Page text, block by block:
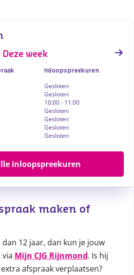
Deze week
Inloopspreekuren
Gesloten
Gesloten
10:00 - 11:00
Gesloten
Gesloten
Gesloten
Gesloten
inloopspreekuren
maken of
12 jaar, dan kun je jouw
Mijn CJG Rijnmond. Is hij
afspraak verplaatsen?